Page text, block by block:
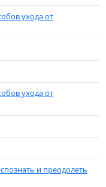
ухода от
ухода от
и преодолеть